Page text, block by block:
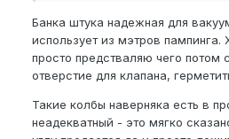
Банка штука надежная для
использует из мэтров пампинга.
просто предстваляю чего потом
отверстие для клапана,
Такие колбы наверняка есть в
неадекватный - это мягко